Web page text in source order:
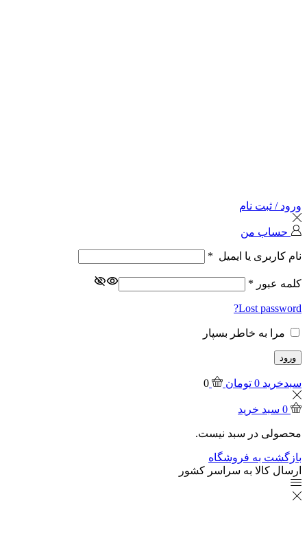
ورود / ثبت نام
حساب من
نام کاربری یا ایمیل *
کلمه عبور *
Lost password?
مرا به خاطر بسپار
ورود
سبدخرید 0 تومان 0
0 سبد خرید
محصولی در سبد نیست.
بازگشت به فروشگاه
ارسال کالا به سراسر کشور